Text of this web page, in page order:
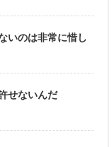
いのは非常に惜し
せないんだ